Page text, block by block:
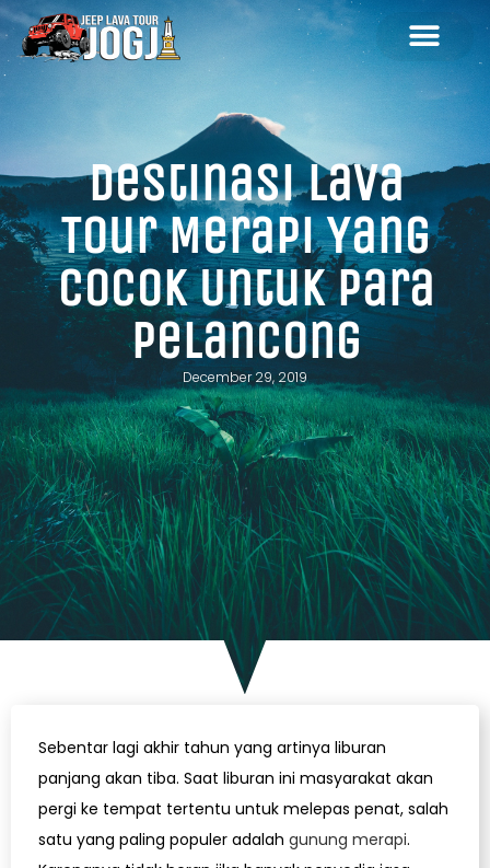
Destinasi Lava
Tour Merapi Yang
Cocok Untuk Para
Pelancong
December 29, 2019
Sebentar lagi akhir tahun yang artinya liburan
panjang akan tiba. Saat liburan ini masyarakat akan
pergi ke tempat tertentu untuk melepas penat, salah
satu yang paling populer adalah gunung merapi.